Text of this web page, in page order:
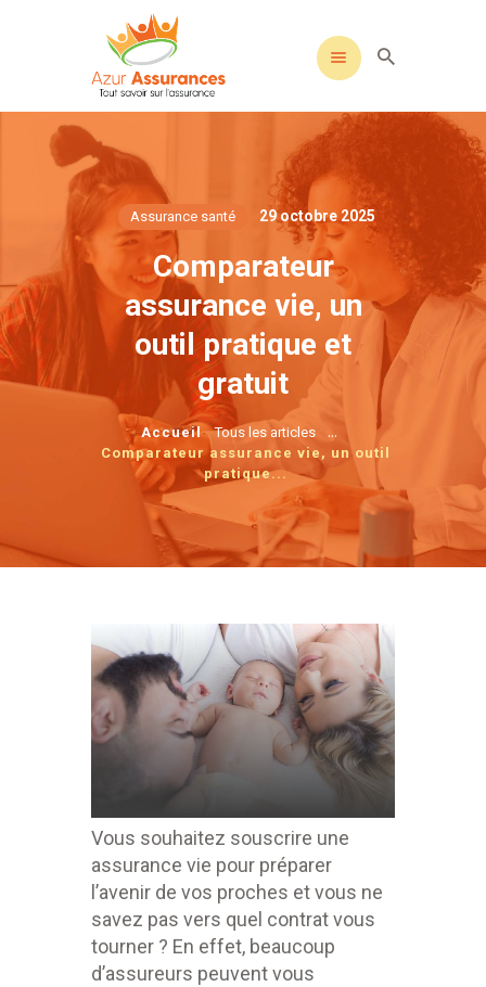
Assurance santé 29 octobre 2025
Comparateur
assurance vie, un
outil pratique et
gratuit
Accueil Tous les articles ...
Comparateur assurance vie, un outil
pratique...
Vous souhaitez souscrire une
assurance vie pour préparer
l’avenir de vos proches et vous ne
savez pas vers quel contrat vous
tourner ? En effet, beaucoup
d’assureurs peuvent vous